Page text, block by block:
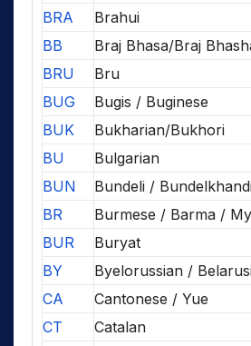
BRA
Brahui
BB
Braj Bhasa/Braj
BRU
Bru
BUG
Bugis / Buginese
BUK
Bukharian/Bukhori
BU
Bulgarian
BUN
Bundeli /
BR
Burmese / Barma /
BUR
Buryat
BY
Byelorussian /
CA
Cantonese / Yue
CT
Catalan